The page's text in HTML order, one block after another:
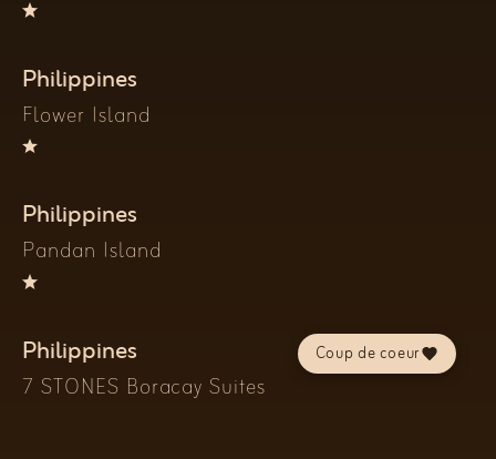
Philippines
Flower Island
Philippines
Pandan Island
Coup de coeur
Philippines
7 STONES Boracay Suites